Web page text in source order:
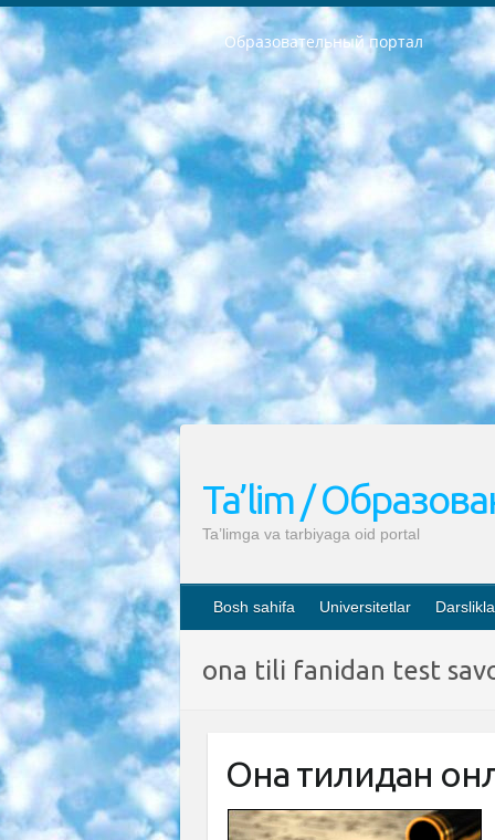
Образовательный портал
РЕСПУБЛИКА УЗБЕКИСТАН МИНИСТРЕРСТВО ДОШКОЛЬНОГО И ШКОЛЬНОГО ОБРАЗОВАНИЯ КОМАНДА в общеобразовательных учреждениях в 2023-2024 учебном году организация и проведение итоговой государственной аттестации обучающихся о Министра дошкольного и школьного образования Республики Узбекистан от 4 марта 2008 года (постановлением Минюста от 20 марта 2008 года № 1778 государственной регистрации) «Итоговое состояние учащихся общего среднего образования на основании положения об утверждении положения об аттестации общего среднего образования выпускной экзамен студентов в образовательных учреждениях в 2023-2024 учебном году В целях организации и прохождения аттестации приказываю: 1. Следующее: перечень предметов, по которым будет проводиться итоговая государственная аттестация и экзамен формы перевода согласно приложению 1; сертификаты международного образца, оценивающие уровень владения иностранными языками перечень согласно приложению 2; 2. Педагогический при специализированных образовательных учреждениях. научно-практический центр квалификации и международной оценки (Д.Давидова) 2024 г. До 25 марта: задания по предметам, по которым будет проводиться итоговая аттестация разработка и утверждение технических условий; итоговая аттестация на основании разработанного предметного задания разработка вопросов по предметам (устно и письменно), экзамен передача; общеобразовательные средние школы и специальные учебные заведения учащиеся выпускных классов школ и интернатов в агентской системе подготовка базы данных экзаменационных материалов и критериев оценки; перевод базы экзаменационных материалов на все языки обучения подать в Республиканский образовательный центр для изготовления; варианты экзаменов на основе разработанных контрольных материалов пусть будут поставлены задачи формирования. 3. Республиканский образовательный центр (Ш.Худайкулов) до 5 апреля 2024 года. до: база данных предоставленных экзаменационных материалов на все языки обучения перевод и экспертиза; для слепых, слабовидящих, глухих, слабослышащих и умственно отсталых детей учащиеся выпускных классов специализированных школ и школ-интернатов база данных экзаменационных материалов на всех преподаваемых языках подготовка критериев оценки; специализированные школы для умственно отсталых детей и технологии для учащихся выпускных классов школ-интернатов разработка соответствующих рекомендаций и критериев проведения ЕГЭ по естествознанию давать задания. 4. Педагогический при
Ta’lim /
Ta’limga va tarbiyaga oid portal
Bosh sahifa Universitetlar
ona tili fanidan test
Она тилидан